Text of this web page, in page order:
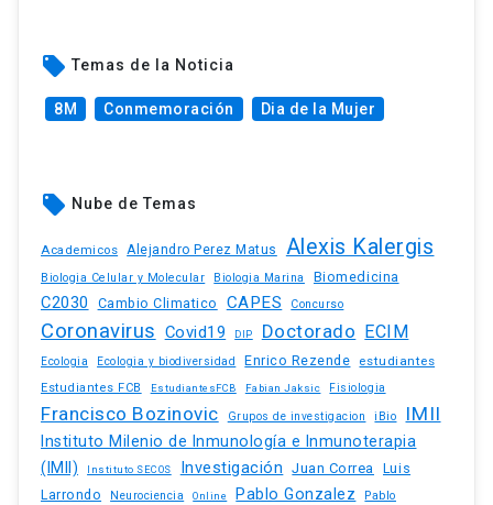
local_offer Temas de la Noticia
8M Conmemoración Dia de la Mujer
local_offer Nube de Temas
Academicos Alejandro Perez Matus Alexis Kalergis
Biologia Celular y Molecular Biologia Marina Biomedicina
C2030 Cambio Climatico CAPES Concurso
Coronavirus Covid19 DIP Doctorado ECIM
Ecologia Ecologia y biodiversidad Enrico Rezende estudiantes
Estudiantes FCB EstudiantesFCB Fabian Jaksic Fisiologia
Francisco Bozinovic Grupos de investigacion iBio IMII
Instituto Milenio de Inmunología e Inmunoterapia
(IMII)
Instituto SECOS Investigación Juan Correa Luis
Larrondo
Neurociencia Online Pablo Gonzalez Pablo